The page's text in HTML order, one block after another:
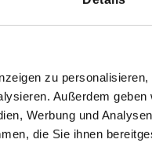
zu
Außerdem
Werbung und
die Sie ihnen